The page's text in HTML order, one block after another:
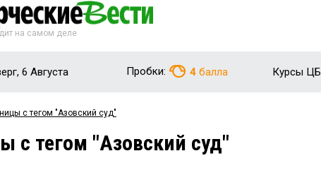
на самом деле
6 Августа Пробки: 4 балла Курсы
c тегом "Азовский суд"
c тегом "Азовский суд"